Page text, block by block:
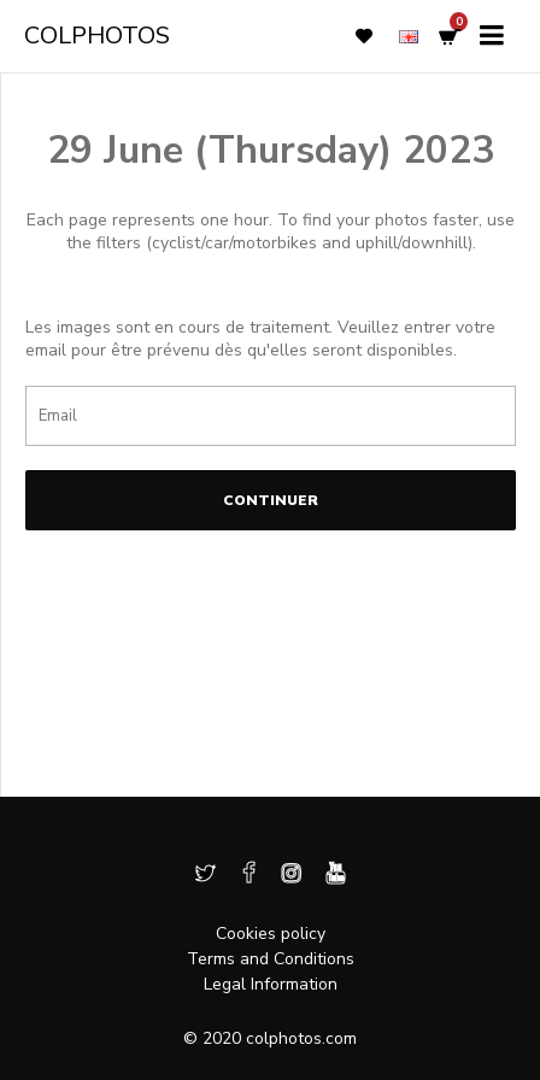
COLPHOTOS 0
29 June (Thursday) 2023
Each page represents one hour. To find your photos faster, use
the filters (cyclist/car/motorbikes and uphill/downhill).
Les images sont en cours de traitement. Veuillez entrer votre
email pour être prévenu dès qu'elles seront disponibles.
CONTINUER
Cookies policy
Terms and Conditions
Legal Information
© 2020 colphotos.com